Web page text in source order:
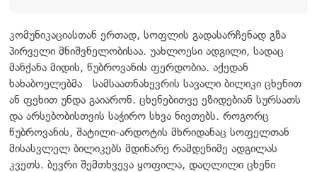
კომუნიკაციასთან ერთად, სოფლის გადასარჩენად გზა
პირველი მნიშვნელობისაა. უახლოესი ადგილი, სადაც
მანქანა მიდის, წუბროვანის ფერდობია. აქედან
ხახაბოელებმა სამსაათნახევრის სავალი ბილიკი ცხენით
ან ფეხით უნდა გაიარონ. ცხენებითვე ეზიდებიან სურსათს
და არსებობისთვის საჭირო სხვა ნივთებს. როგორც
წუბროვანის, შატილი-არდოტის მხრიდანაც სოფელთან
მისასვლელ ბილიკებს მდინარე რამდენიმე ადგილას
კვეთს. ბევრი შემთხვევა ყოფილა, დაღლილი ცხენი